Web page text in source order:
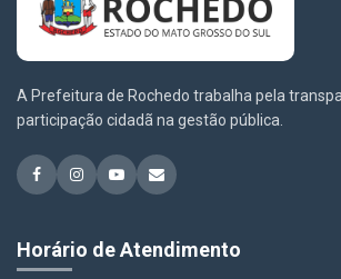
A Prefeitura de Rochedo trabalha pela
participação cidadã na gestão pública.
Horário de Atendimento